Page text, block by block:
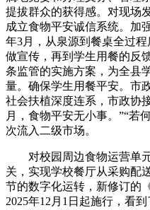
提拔群众的获得感。对现场
成立食物平安诚信系统。加
年3月，从泉源到餐桌全过
做宣传，再到学生用餐的反
条监管的实施方案，为全县
量。确保学生用餐平安。市
社会扶植深度连系，市政协
月，食物平安无小事。”“若
次流入二级市场。
对校园周边食物运营单元
关，实现学校餐厅从采购配
节的数字化运转，新修订的
2025年12月1日起施行，看